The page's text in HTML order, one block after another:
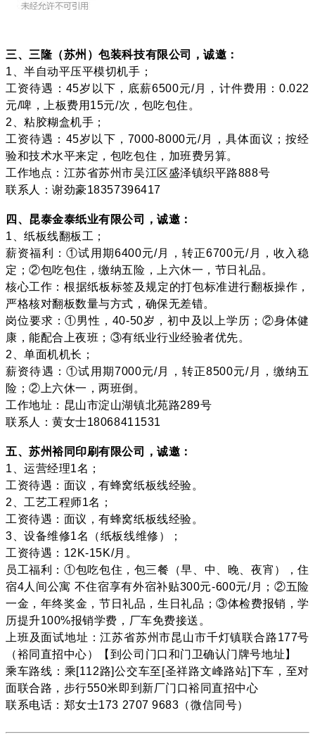
三、三隆（苏州）包装科技有限公司，诚邀：
1、半自动平压平模切机手；
工资待遇：45岁以下，底薪6500元/月，计件费用：0.022
元/啤，上板费用15元/次，包吃包住。
2、粘胶糊盒机手；
工资待遇：45岁以下，7000-8000元/月，具体面议；按经
验和技术水平来定，包吃包住，加班费另算。
工作地点：江苏省苏州市吴江区盛泽镇织平路888号
联系人：谢劲豪18357396417
四、昆泰金泰纸业有限公司，诚邀：
1、纸板线翻板工；
薪资福利：①试用期6400元/月，转正6700元/月，收入稳
定；②包吃包住，缴纳五险，上六休一，节日礼品。
核心工作：根据纸板标签及规定的打包标准进行翻板操作，
严格核对翻板数量与方式，确保无差错。
岗位要求：①男性，40-50岁，初中及以上学历；②身体健
康，能配合上夜班；③有纸业行业经验者优先。
2、单面机机长；
薪资待遇：①试用期7000元/月，转正8500元/月，缴纳五
险；②上六休一，两班倒。
工作地址：昆山市淀山湖镇北苑路289号
联系人：黄女士18068411531
五、苏州裕同印刷有限公司，诚邀：
1、运营经理1名；
工资待遇：面议，有蜂窝纸板线经验。
2、工艺工程师1名；
工资待遇：面议，有蜂窝纸板线经验。
3、设备维修1名（纸板线维修）；
工资待遇：12K-15K/月。
员工福利：①包吃包住，包三餐（早、中、晚、夜宵），住
宿4人间公寓 不住宿享有外宿补贴300元-600元/月；②五险
一金，年终奖金，节日礼品，生日礼品；③体检费报销，学
历提升100%报销学费，厂车免费接送。
上班及面试地址：江苏省苏州市昆山市千灯镇联合路177号
（裕同直招中心）【到公司门口和门卫确认门牌号地址】
乘车路线：乘[112路]公交车至[圣祥路文峰路站]下车，至对
面联合路，步行550米即到新厂门口裕同直招中心
联系电话：郑女士173 2707 9683（微信同号）